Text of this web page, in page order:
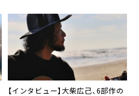
【インタビュー】 大柴広己、6部作の